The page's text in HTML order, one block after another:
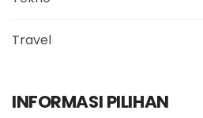
Travel
INFORMASI PILIHAN